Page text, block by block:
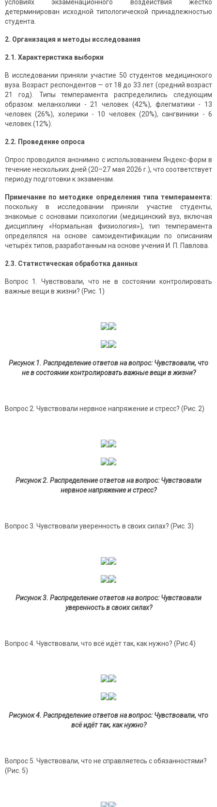
условиях экзаменационного воздействия жестко
детерминирован исходной типологической принадлежностью
студента.
2. Организация и методы исследования
2.1. Характеристика выборки
В исследовании приняли участие 50 студентов медицинского
вуза. Возраст респондентов — от 18 до 33 лет (средний возраст
21 год). Типы темперамента распределились следующим
образом: меланхолики - 21 человек (42%), флегматики - 13
человек (26%), холерики - 10 человек (20%), сангвиники - 6
человек (12%).
2.2. Проведение опроса
Опрос проводился анонимно с использованием Яндекс-форм в
течение нескольких дней (20–27 мая 2026 г.), что соответствует
периоду подготовки к экзаменам.
Примечание по методике определения типа темперамента:
поскольку в исследовании приняли участие студенты,
знакомые с основами психологии (медицинский вуз, включая
дисциплину «Нормальная физиология»), тип темперамента
определялся на основе самоидентификации по описаниям
четырёх типов, разработанным на основе учения И. П. Павлова.
2.3. Статистическая обработка данных
Вопрос 1. Чувствовали, что не в состоянии контролировать
важные вещи в жизни? (Рис. 1)
Рисунок 1. Распределение ответов на вопрос: Чувствовали, что
не в состоянии контролировать важные вещи в жизни?
Вопрос 2. Чувствовали нервное напряжение и стресс? (Рис. 2)
Рисунок 2. Распределение ответов на вопрос: Чувствовали
нервное напряжение и стресс?
Вопрос 3. Чувствовали уверенность в своих силах? (Рис. 3)
Рисунок 3. Распределение ответов на вопрос: Чувствовали
уверенность в своих силах?
Вопрос 4. Чувствовали, что всё идёт так, как нужно? (Рис.4)
Рисунок 4. Распределение ответов на вопрос: Чувствовали, что
всё идёт так, как нужно?
Вопрос 5. Чувствовали, что не справляетесь с обязанностями?
(Рис. 5)